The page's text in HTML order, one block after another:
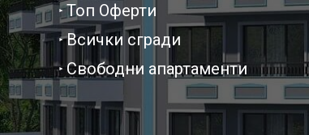
Топ Оферти
Всички сгради
Свободни апартаменти